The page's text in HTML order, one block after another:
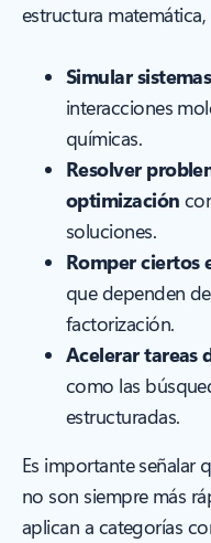
estructura matemática,
Simular
interacciones
químicas.
Resolver
optimización
soluciones.
Romper ciertos
que dependen
factorización.
Acelerar tareas
como las
estructuradas.
Es importante señalar
no son siempre más
aplican a categorías